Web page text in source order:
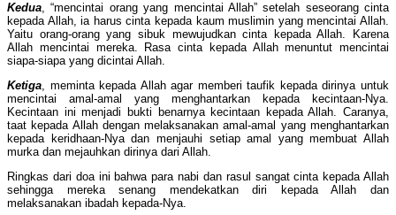
Kedua, “mencintai orang yang mencintai Allah” setelah seseorang cinta
kepada Allah, ia harus cinta kepada kaum muslimin yang mencintai Allah.
Yaitu orang-orang yang sibuk mewujudkan cinta kepada Allah. Karena
Allah mencintai mereka. Rasa cinta kepada Allah menuntut mencintai
siapa-siapa yang dicintai Allah.
Ketiga, meminta kepada Allah agar memberi taufik kepada dirinya untuk
mencintai amal-amal yang menghantarkan kepada kecintaan-Nya.
Kecintaan ini menjadi bukti benarnya kecintaan kepada Allah. Caranya,
taat kepada Allah dengan melaksanakan amal-amal yang menghantarkan
kepada keridhaan-Nya dan menjauhi setiap amal yang membuat Allah
murka dan mejauhkan dirinya dari Allah.
Ringkas dari doa ini bahwa para nabi dan rasul sangat cinta kepada Allah
sehingga mereka senang mendekatkan diri kepada Allah dan
melaksanakan ibadah kepada-Nya.